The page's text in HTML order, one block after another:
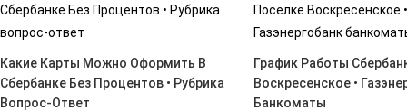
Какие Карты Можно Оформить В
Сбербанке Без Процентов • Рубрика
Вопрос-Ответ
График Работы
Воскресенское •
Банкоматы